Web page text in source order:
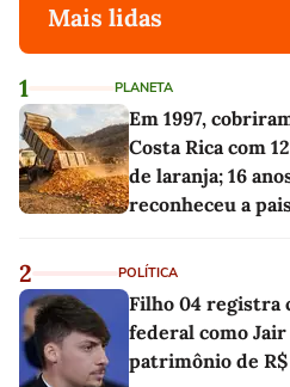
Mais lidas
1 PLANETA
Em 1997,
Costa Rica com
de laranja; 16
reconheceu a
2 POLÍTICA
Filho 04 registra
federal como
patrimônio de R$